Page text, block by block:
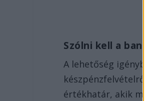
Szólni kell a
A lehetőség
értékhatár, akik